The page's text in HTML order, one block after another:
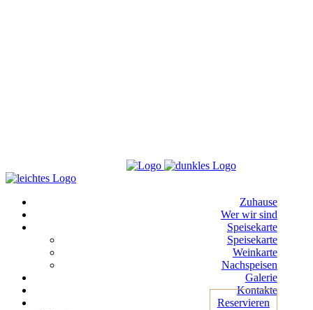
Zuhause
Wer wir sind
Speisekarte
Speisekarte
Weinkarte
Nachspeisen
Galerie
Kontakte
Reservieren